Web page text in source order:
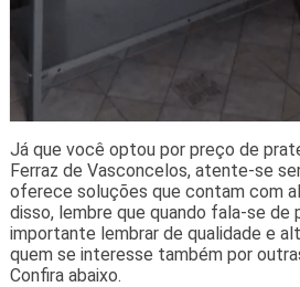
Já que você optou por preço de
Ferraz de Vasconcelos, atente-se
oferece soluções que contam com
disso, lembre que quando fala-se de
importante lembrar de qualidade e
quem se interesse também por
Confira abaixo.